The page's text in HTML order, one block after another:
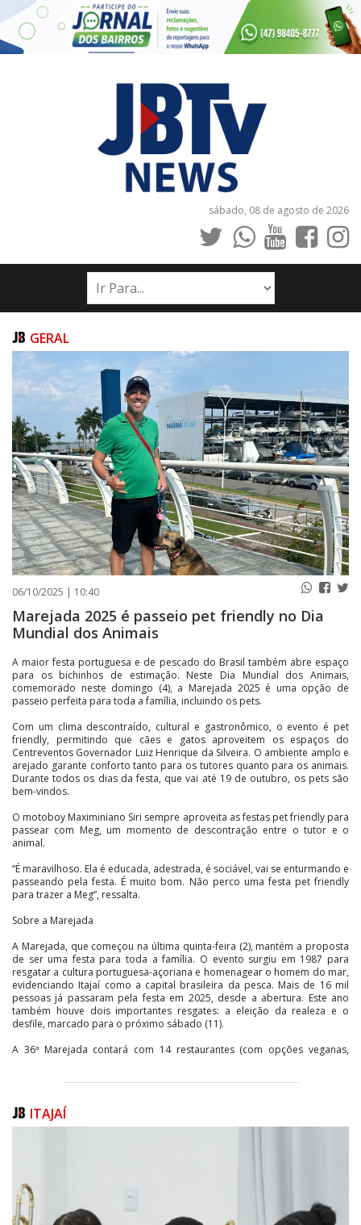
sábado, 08 de agosto de 2026
INÍCIO
NOTÍCIAS
PUBLICAÇÕES LEGAIS
CONTATO
GERAL
06/10/2025 | 10:40
Marejada 2025 é passeio pet friendly no Dia
Mundial dos Animais
A maior festa portuguesa e de pescado do Brasil também abre espaço
para os bichinhos de estimação. Neste Dia Mundial dos Animais,
comemorado neste domingo (4), a Marejada 2025 é uma opção de
passeio perfeita para toda a família, incluindo os pets.
Com um clima descontraído, cultural e gastronômico, o evento é pet
friendly, permitindo que cães e gatos aproveitem os espaços do
Centreventos Governador Luiz Henrique da Silveira. O ambiente amplo e
arejado garante conforto tanto para os tutores quanto para os animais.
Durante todos os dias da festa, que vai até 19 de outubro, os pets são
bem-vindos.
O motoboy Maximiniano Siri sempre aproveita as festas pet friendly para
passear com Meg, um momento de descontração entre o tutor e o
animal.
“É maravilhoso. Ela é educada, adestrada, é sociável, vai se enturmando e
passeando pela festa. É muito bom. Não perco uma festa pet friendly
para trazer a Meg”, ressalta.
Sobre a Marejada
A Marejada, que começou na última quinta-feira (2), mantém a proposta
de ser uma festa para toda a família. O evento surgiu em 1987 para
resgatar a cultura portuguesa-açoriana e homenagear o homem do mar,
evidenciando Itajaí como a capital brasileira da pesca. Mais de 16 mil
pessoas já passaram pela festa em 2025, desde a abertura. Este ano
também houve dois importantes resgates: a eleição da realeza e o
desfile, marcado para o próximo sábado (11).
A 36ª Marejada contará com 14 restaurantes (com opções veganas,
temáticas, caixas e 35 postos de segurança, tudo distribuído pelo Salão
Interno e pela área externa do Centreventos Governador Luiz Henrique
pescado do Brasil, serão implantadas linhas de ônibus especiais durante
os 18 dias de Marejada. As viagens começam a partir das 10h, com
algumas linhas funcionando até 01h10, garantindo conforto e segurança
para quem quer aproveitar a festa até o encerramento.
ITAJAÍ